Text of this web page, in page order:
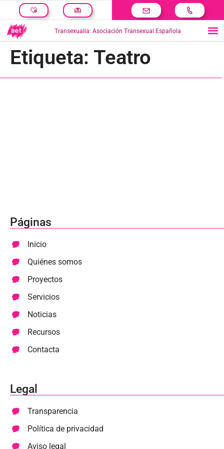
Transexualia: Asociación Transexual Española
Etiqueta: Teatro
Páginas
Inicio
Quiénes somos
Proyectos
Servicios
Noticias
Recursos
Contacta
Legal
Transparencia
Política de privacidad
Aviso legal